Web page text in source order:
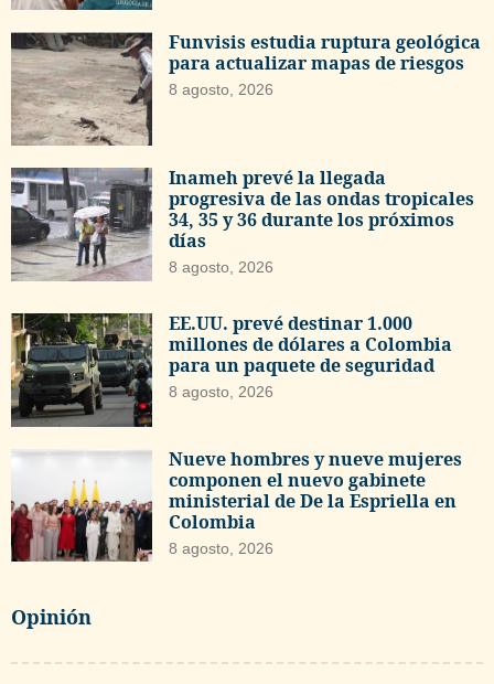
Funvisis estudia ruptura geológica
para actualizar mapas de riesgos
8 agosto, 2026
Inameh prevé la llegada
progresiva de las ondas tropicales
34, 35 y 36 durante los próximos
días
8 agosto, 2026
EE.UU. prevé destinar 1.000
millones de dólares a Colombia
para un paquete de seguridad
8 agosto, 2026
Nueve hombres y nueve mujeres
componen el nuevo gabinete
ministerial de De la Espriella en
Colombia
8 agosto, 2026
Opinión